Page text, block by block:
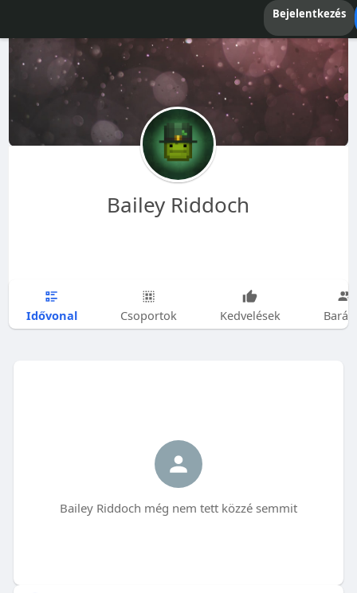
Bejelentkezés
Bailey Riddoch
Idővonal Csoportok Kedvelések
Bailey Riddoch még nem tett közzé semmit